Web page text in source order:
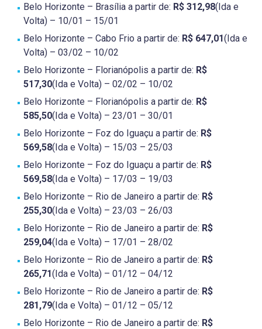
Belo Horizonte – Brasília a partir de: R$ 312,98(Ida e
Volta) – 10/01 – 15/01
Belo Horizonte – Cabo Frio a partir de: R$ 647,01(Ida e
Volta) – 03/02 – 10/02
Belo Horizonte – Florianópolis a partir de: R$
517,30(Ida e Volta) – 02/02 – 10/02
Belo Horizonte – Florianópolis a partir de: R$
585,50(Ida e Volta) – 23/01 – 30/01
Belo Horizonte – Foz do Iguaçu a partir de: R$
569,58(Ida e Volta) – 15/03 – 25/03
Belo Horizonte – Foz do Iguaçu a partir de: R$
569,58(Ida e Volta) – 17/03 – 19/03
Belo Horizonte – Rio de Janeiro a partir de: R$
255,30(Ida e Volta) – 23/03 – 26/03
Belo Horizonte – Rio de Janeiro a partir de: R$
259,04(Ida e Volta) – 17/01 – 28/02
Belo Horizonte – Rio de Janeiro a partir de: R$
265,71(Ida e Volta) – 01/12 – 04/12
Belo Horizonte – Rio de Janeiro a partir de: R$
281,79(Ida e Volta) – 01/12 – 05/12
Belo Horizonte – Rio de Janeiro a partir de: R$